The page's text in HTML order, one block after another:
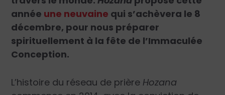
année une neuvaine qui s’achèvera le 8
décembre, pour nous préparer
spirituellement à la fête de l’Immaculée
Conception.
L’histoire du réseau de prière Hozana